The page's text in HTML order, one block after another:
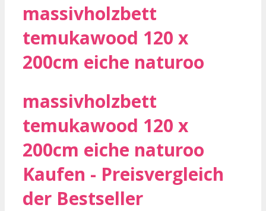
massivholzbett
temukawood 120 x
200cm eiche naturoo
massivholzbett
temukawood 120 x
200cm eiche naturoo
Kaufen - Preisvergleich
der Bestseller